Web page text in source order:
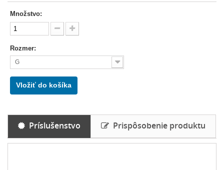
Množstvo:
Rozmer:
G
Vložiť do košíka
Príslušenstvo Prispôsobenie produktu